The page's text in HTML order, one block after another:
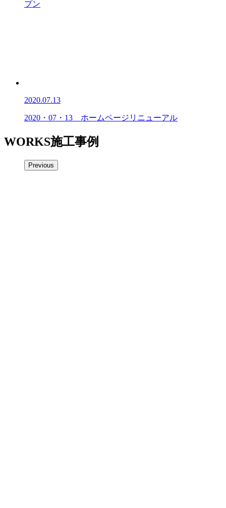
プン
2020.07.13
2020・07・13 ホームページリニューアル
WORKS施工事例
Previous